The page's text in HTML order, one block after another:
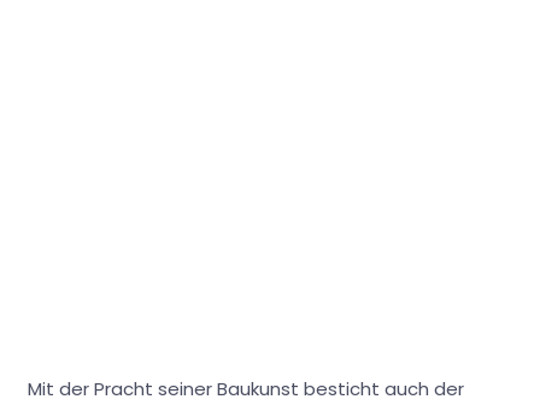
Mit der Pracht seiner Baukunst besticht auch der